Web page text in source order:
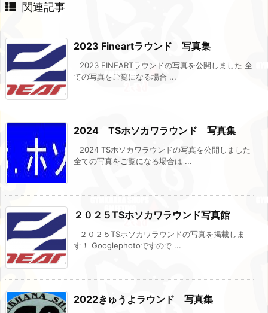
関連記事
2023 Fineartラウンド 写真集
2023 FINEARTラウンドの写真を公開しました 全
ての写真をご覧になる場合 ...
2024 TSホソカワラウンド 写真集
2024 TSホソカワラウンドの写真を公開しました
全ての写真をご覧になる場合は ...
２０２５TSホソカワラウンド写真館
２０２５TSホソカワラウンドの写真を掲載しま
す！ Googlephotoですので ...
2022きゅうよラウンド 写真集